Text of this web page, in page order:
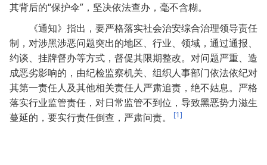
其背后的“保护伞”，坚决依法查办，毫不含糊。
《通知》指出，要严格落实社会治安综合治理领导责任
制，对涉黑涉恶问题突出的地区、行业、领域，通过通报、
约谈、挂牌督办等方式，督促其限期整改。对问题严重、造
成恶劣影响的，由纪检监察机关、组织人事部门依法依纪对
其第一责任人及其他相关责任人严肃追责，绝不姑息。严格
落实行业监管责任，对日常监管不到位，导致黑恶势力滋生
蔓延的，要实行责任倒查，严肃问责。
[1]